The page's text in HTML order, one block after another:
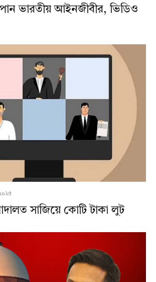
ভারতীয় আইনজীবীর, ভিডিও
সাজিয়ে কোটি টাকা লুট